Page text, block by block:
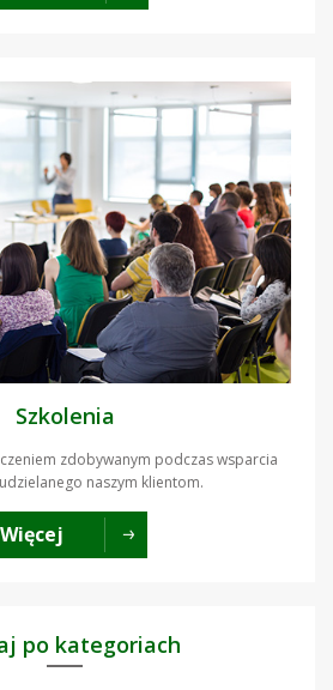
Szkolenia
zdobywanym podczas wsparcia
naszym klientom.
Więcej
po kategoriach